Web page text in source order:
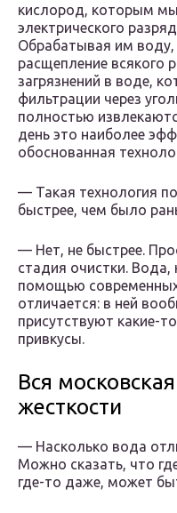
кислород, которым
электрического
Обрабатывая им
расщепление всякого
загрязнений в воде,
фильтрации через
полностью
день это наиболее
обоснованная
— Такая технология
быстрее, чем было
— Нет, не быстрее.
стадия очистки.
помощью современных
отличается: в ней
присутствуют какие-
привкусы.
Вся
жесткости
— Насколько вода
Можно сказать, что
где-то даже, может